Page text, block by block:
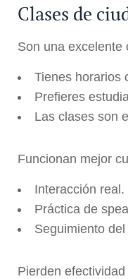
Clases de
Son una excelente
Tienes horarios
Prefieres
Las clases son
Funcionan mejor
Interacción real.
Práctica de
Seguimiento
Pierden